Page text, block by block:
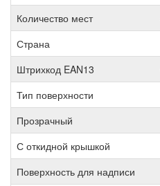
Количество мест
Страна
Штрихкод EAN13
Тип поверхности
Прозрачный
С откидной крышкой
Поверхность для надписи